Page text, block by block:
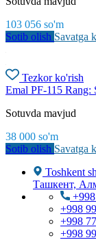
103 056 so'm
Sotib olish Savatga
Tezkor ko'rish
Emal PF-115 Rang:
Sotuvda mavjud
38 000 so'm
Sotib olish Savatga
Toshkent
Ташкент,
+998
+998
+998